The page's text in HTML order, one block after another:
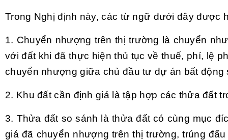
Trong Nghị định này, các từ ngữ dưới đây được
1. Chuyển nhượng trên thị trường là chuyển
với đất khi đã thực hiện thủ tục về thuế, phí, lệ
chuyển nhượng giữa chủ đầu tư dự án bất
2. Khu đất cần định giá là tập hợp các thửa đất
3. Thửa đất so sánh là thửa đất có cùng mục
giá đã chuyển nhượng trên thị trường, trúng